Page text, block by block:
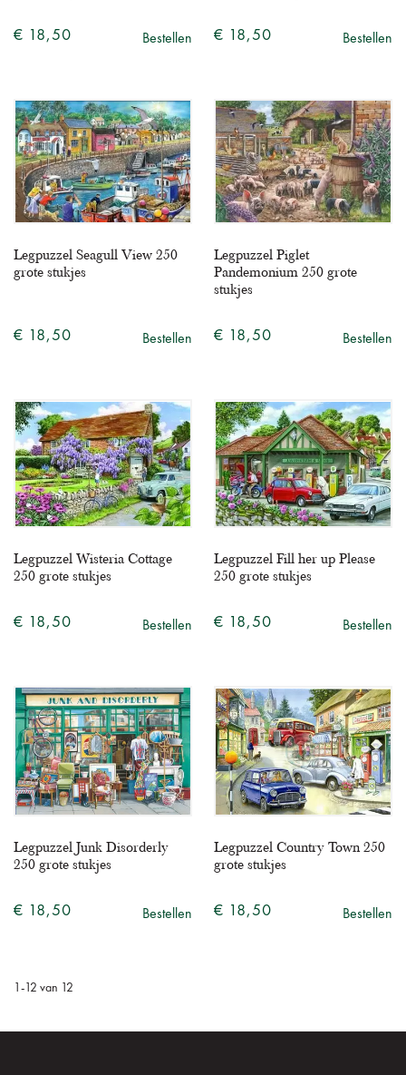
€ 18,50 Bestellen € 18,50 Bestellen
Legpuzzel Seagull View 250
grote stukjes
€ 18,50 Bestellen
Legpuzzel Piglet
Pandemonium 250 grote
stukjes
€ 18,50 Bestellen
Legpuzzel Wisteria Cottage
250 grote stukjes
€ 18,50 Bestellen
Legpuzzel Fill her up Please
250 grote stukjes
€ 18,50 Bestellen
Legpuzzel Junk Disorderly
250 grote stukjes
€ 18,50 Bestellen
Legpuzzel Country Town 250
grote stukjes
€ 18,50 Bestellen
- 12 van 12